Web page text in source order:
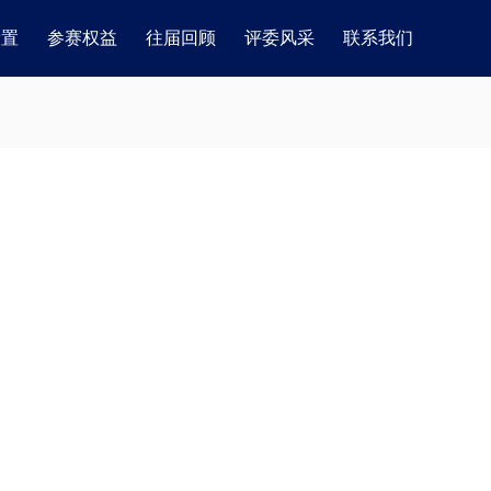
参赛权益 往届回顾 评委风采 联系我们